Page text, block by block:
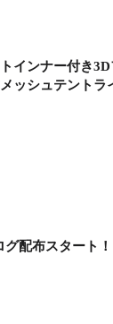
インナー付き3D
ッシュテントラ
配布スタート！